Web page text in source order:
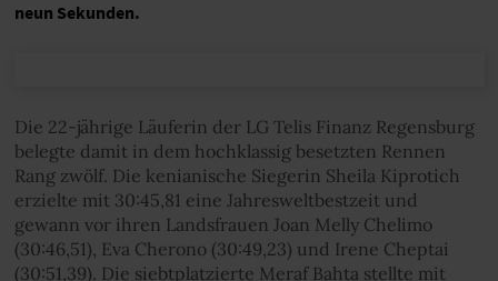
neun Sekunden.
Die 22-jährige Läuferin der LG Telis Finanz Regensburg
belegte damit in dem hochklassig besetzten Rennen
Rang zwölf. Die kenianische Siegerin Sheila Kiprotich
erzielte mit 30:45,81 eine Jahresweltbestzeit und
gewann vor ihren Landsfrauen Joan Melly Chelimo
(30:46,51), Eva Cherono (30:49,23) und Irene Cheptai
(30:51,39). Die siebtplatzierte Meraf Bahta stellte mit